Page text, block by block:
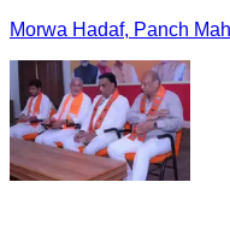
Morwa Hadaf, Panch